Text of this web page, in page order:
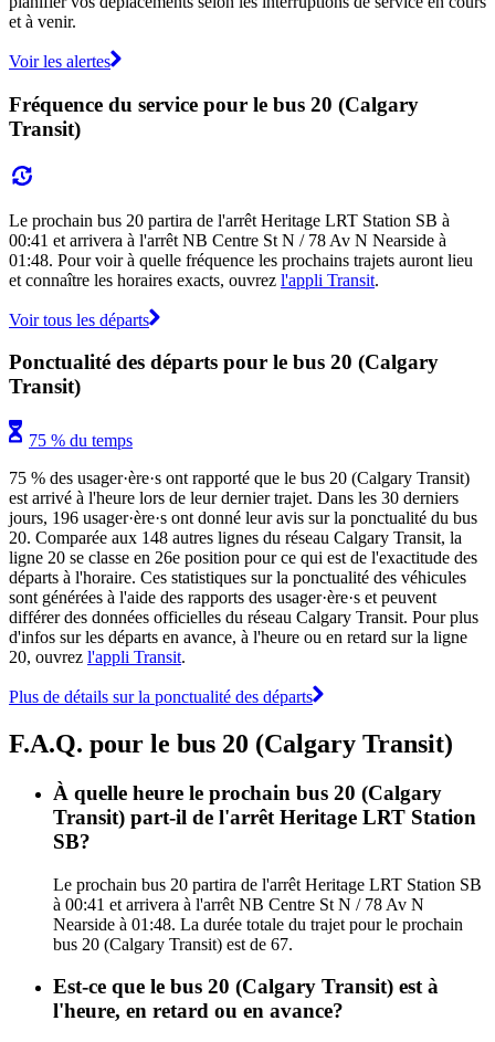
et à venir.
Voir les alertes
Fréquence du service pour le bus 20 (Calgary
Transit)
Le prochain bus 20 partira de l'arrêt Heritage LRT Station SB à
00:41 et arrivera à l'arrêt NB Centre St N / 78 Av N Nearside à
01:48. Pour voir à quelle fréquence les prochains trajets auront lieu
et connaître les horaires exacts, ouvrez l'appli Transit.
Voir tous les départs
Ponctualité des départs pour le bus 20 (Calgary
Transit)
75 % du temps
75 % des usager·ère·s ont rapporté que le bus 20 (Calgary Transit)
est arrivé à l'heure lors de leur dernier trajet. Dans les 30 derniers
jours, 196 usager·ère·s ont donné leur avis sur la ponctualité du bus
20. Comparée aux 148 autres lignes du réseau Calgary Transit, la
ligne 20 se classe en 26e position pour ce qui est de l'exactitude des
départs à l'horaire. Ces statistiques sur la ponctualité des véhicules
sont générées à l'aide des rapports des usager·ère·s et peuvent
différer des données officielles du réseau Calgary Transit. Pour plus
d'infos sur les départs en avance, à l'heure ou en retard sur la ligne
20, ouvrez l'appli Transit.
Plus de détails sur la ponctualité des départs
F.A.Q. pour le bus 20 (Calgary Transit)
À quelle heure le prochain bus 20 (Calgary
Transit) part-il de l'arrêt Heritage LRT Station
SB?
Le prochain bus 20 partira de l'arrêt Heritage LRT Station SB
à 00:41 et arrivera à l'arrêt NB Centre St N / 78 Av N
Nearside à 01:48. La durée totale du trajet pour le prochain
bus 20 (Calgary Transit) est de 67.
Est-ce que le bus 20 (Calgary Transit) est à
l'heure, en retard ou en avance?